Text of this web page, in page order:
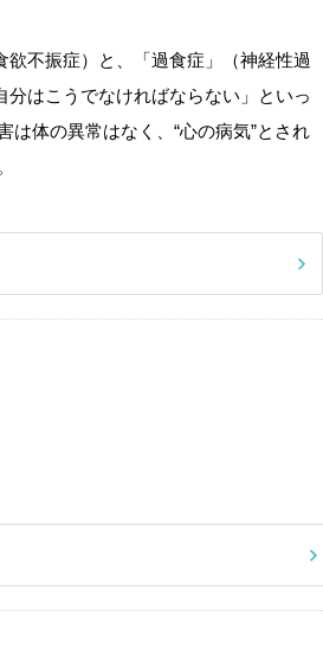
欲不振症）と、「過食症」（神経性過
はこうでなければならない」といっ
体の異常はなく、“心の病気”とされ